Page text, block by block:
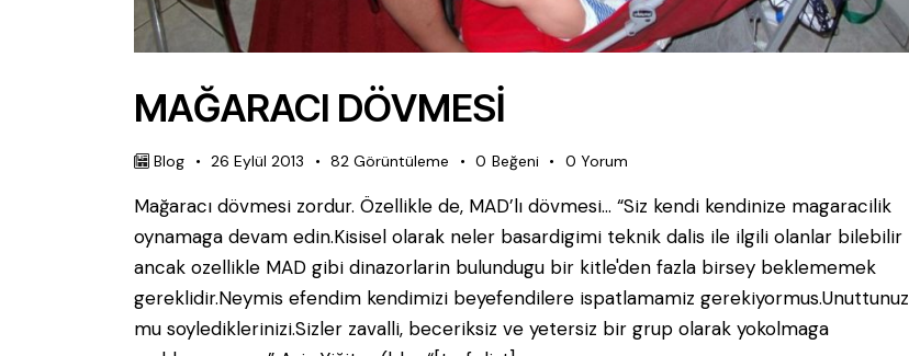
MAĞARACI DÖVMESİ
Blog 26 Eylül 2013 82 Görüntüleme 0 Beğeni 0 Yorum
Mağaracı dövmesi zordur. Özellikle de, MAD’lı dövmesi… “Siz kendi kendinize magaracilik
oynamaga devam edin.Kisisel olarak neler basardigimi teknik dalis ile ilgili olanlar bilebilir
ancak ozellikle MAD gibi dinazorlarin bulundugu bir kitle'den fazla birsey beklememek
gereklidir.Neymis efendim kendimizi beyefendilere ispatlamamiz gerekiyormus.Unuttunuz
mu soylediklerinizi.Sizler zavalli, beceriksiz ve yetersiz bir grup olarak yokolmaga